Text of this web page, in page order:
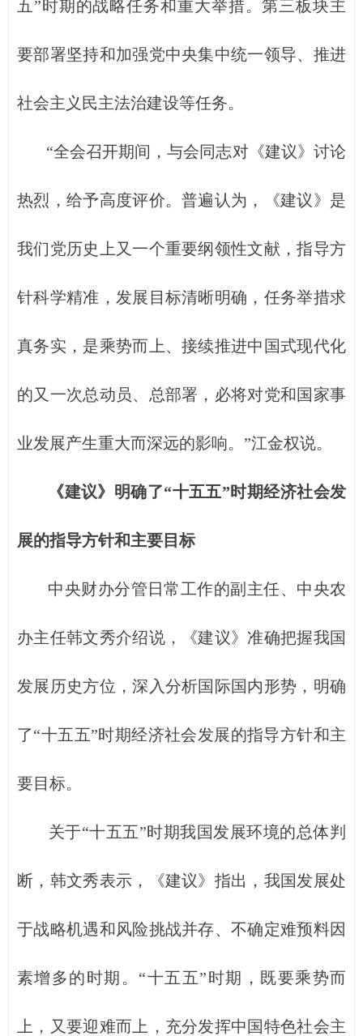
五”时期的战略任务和重大举措。第三板块主
要部署坚持和加强党中央集中统一领导、推进
社会主义民主法治建设等任务。
“全会召开期间，与会同志对《建议》讨论
热烈，给予高度评价。普遍认为，《建议》是
我们党历史上又一个重要纲领性文献，指导方
针科学精准，发展目标清晰明确，任务举措求
真务实，是乘势而上、接续推进中国式现代化
的又一次总动员、总部署，必将对党和国家事
业发展产生重大而深远的影响。”江金权说。
《建议》明确了“十五五”时期经济社会发
展的指导方针和主要目标
中央财办分管日常工作的副主任、中央农
办主任韩文秀介绍说，《建议》准确把握我国
发展历史方位，深入分析国际国内形势，明确
了“十五五”时期经济社会发展的指导方针和主
要目标。
关于“十五五”时期我国发展环境的总体判
断，韩文秀表示，《建议》指出，我国发展处
于战略机遇和风险挑战并存、不确定难预料因
素增多的时期。“十五五”时期，既要乘势而
上，又要迎难而上，充分发挥中国特色社会主